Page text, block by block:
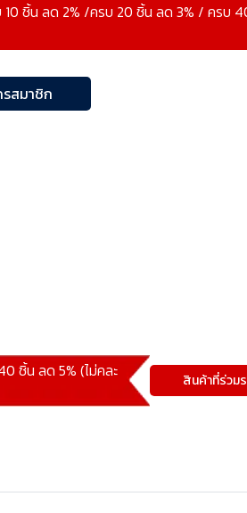
ชิ้น ลด 2% /ครบ 20 ชิ้น ลด 3% / ครบ
สมาชิก
ชิ้น ลด 5% (ไม่คละ
สินค้าที่ร่วม